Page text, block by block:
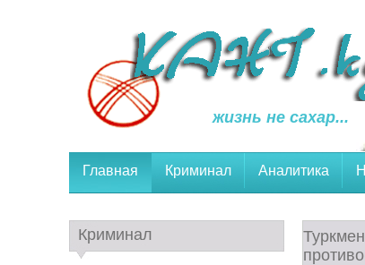
жизнь не сахар...
Главная Криминал Аналитика
Криминал